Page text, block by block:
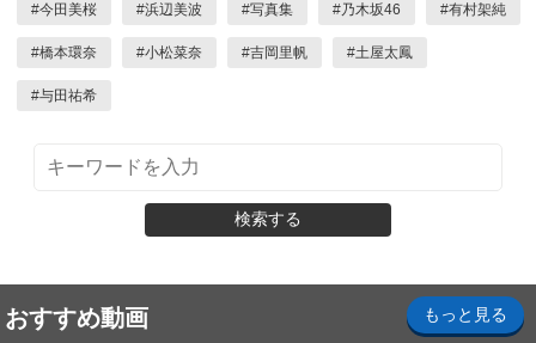
#今田美桜 #浜辺美波 #写真集 #乃木坂46 #有村架純
#橋本環奈 #小松菜奈 #吉岡里帆 #土屋太鳳
#与田祐希
検索する
おすすめ動画 もっと見る